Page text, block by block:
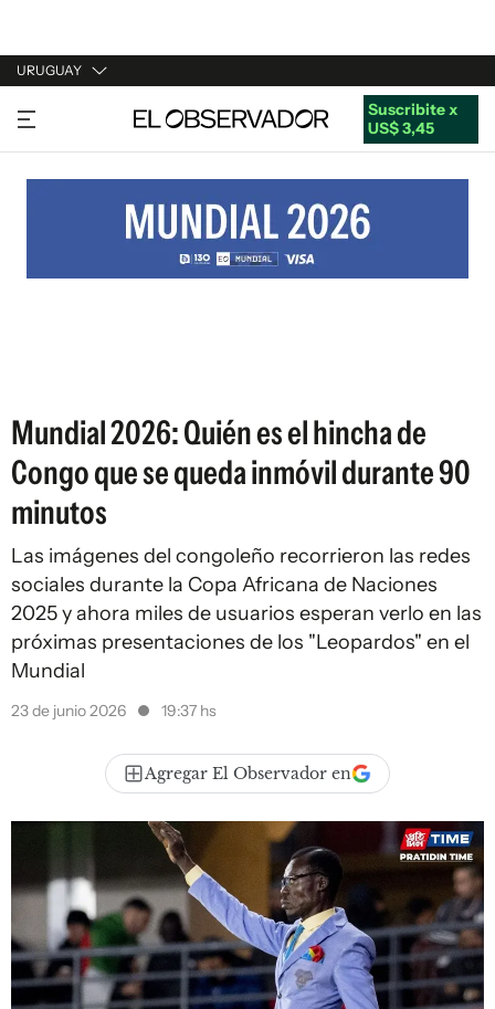
URUGUAY
URUGUAY
ARGENTINA
ESTADOS UNIDOS
Suscribite x
US$ 3,45
Mundial 2026: Quién es el hincha de
Congo que se queda inmóvil durante 90
minutos
Las imágenes del congoleño recorrieron las redes
sociales durante la Copa Africana de Naciones
2025 y ahora miles de usuarios esperan verlo en las
próximas presentaciones de los "Leopardos" en el
Mundial
23 de junio 2026 19:37 hs
Agregar El Observador en